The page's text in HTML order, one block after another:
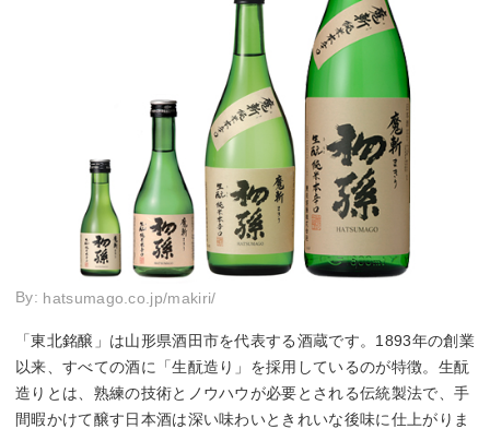
By: hatsumago.co.jp/makiri/
「東北銘醸」は山形県酒田市を代表する酒蔵です。1893年の創業
以来、すべての酒に「生酛造り」を採用しているのが特徴。生酛
造りとは、熟練の技術とノウハウが必要とされる伝統製法で、手
間暇かけて醸す日本酒は深い味わいときれいな後味に仕上がりま